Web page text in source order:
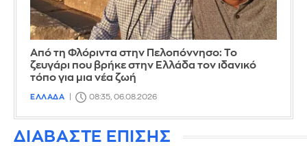
Από τη Φλόριντα στην Πελοπόννησο: Το
ζευγάρι που βρήκε στην Ελλάδα τον ιδανικό
τόπο για μια νέα ζωή
ΕΛΛΑΔΑ 08:35, 06.08.2026
ΔΙΑΒΑΣΤΕ ΕΠΙΣΗΣ